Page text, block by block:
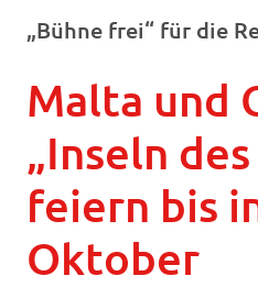
„Bühne frei“ für die
Malta und
„Inseln
feiern bis
Oktober